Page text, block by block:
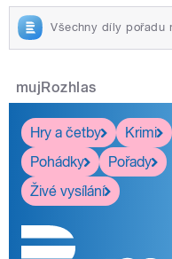
Všechny díly pořadu
mujRozhlas
Hry a četby
Krimi
Pohádky
Pořady
Živé vysílání